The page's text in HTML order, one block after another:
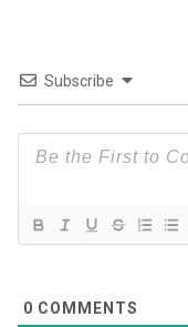
Subscribe
0 COMMENTS